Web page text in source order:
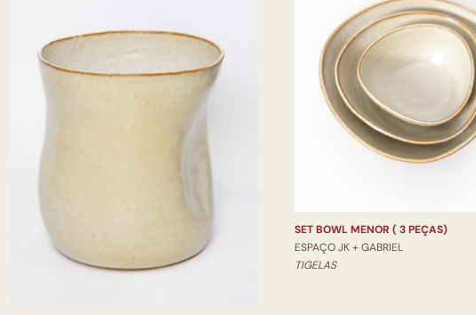
SET BOWL MENOR ( 3 PEÇAS)
ESPAÇO JK + GABRIEL
TIGELAS